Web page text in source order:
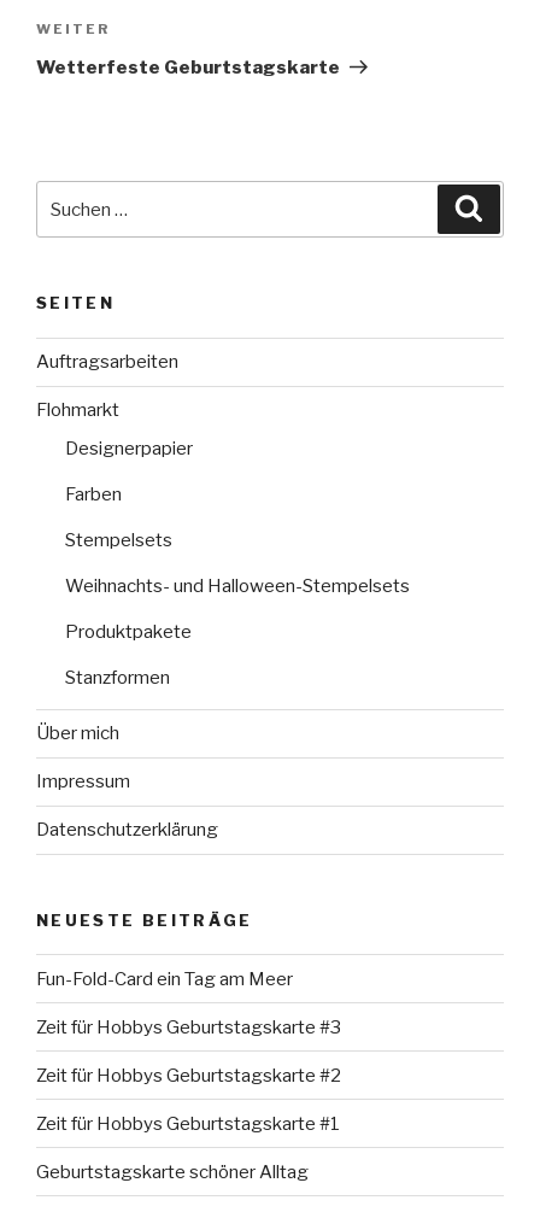
Nächster
Beitrag
WEITER
Wetterfeste Geburtstagskarte
nach:
SEITEN
Auftragsarbeiten
Flohmarkt
Designerpapier
Farben
Stempelsets
Weihnachts- und Halloween-Stempelsets
Produktpakete
Stanzformen
Über mich
Impressum
Datenschutzerklärung
NEUESTE BEITRÄGE
Fun-Fold-Card ein Tag am Meer
Zeit für Hobbys Geburtstagskarte #3
Zeit für Hobbys Geburtstagskarte #2
Zeit für Hobbys Geburtstagskarte #1
Geburtstagskarte schöner Alltag